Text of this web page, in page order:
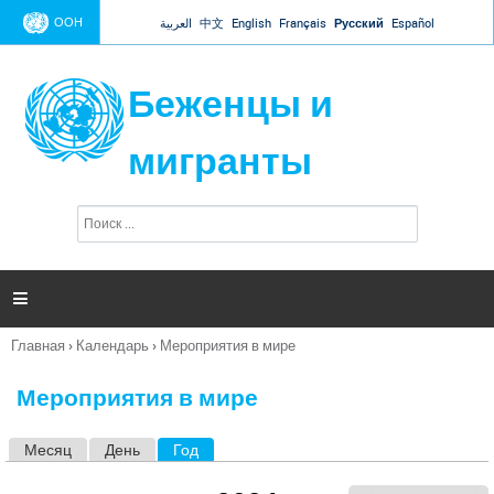
Jump to navigation
ООН العربية 中文 English Français Русский Español
Беженцы и
мигранты
п
и

Вы
Главная › Календарь › Мероприятия в мире
Мероприятия в мире
Месяц День Год